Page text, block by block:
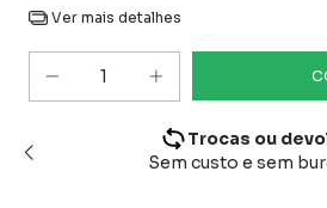
Ver mais detalhes
Trocas ou
Sem custo e sem